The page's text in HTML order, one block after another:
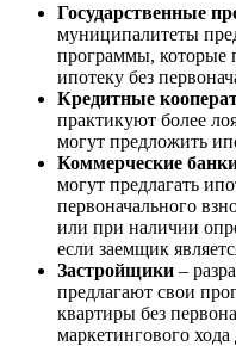
Государственные
муниципалитеты
программы, которые
ипотеку без
Кредитные
практикуют более
могут предложить
Коммерческие
могут предлагать
первоначального
или при наличии
если заемщик
Застройщики –
предлагают свои
квартиры без
маркетингового